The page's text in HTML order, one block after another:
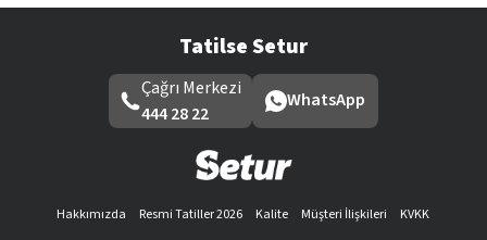
Tatilse Setur
Çağrı Merkezi
444 28 22
WhatsApp
Hakkımızda Resmi Tatiller 2026 Kalite Müşteri İlişkileri
KVKK